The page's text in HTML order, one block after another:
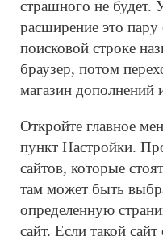
страшного не будет.
расширение это
поисковой строке
браузер, потом
магазин дополнений
Откройте главное
пункт Настройки.
сайтов, которые
там может быть
определенную
сайт. Если такой